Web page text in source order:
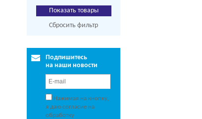
Сбросить фильтр
Подпишитесь
на наши новости
Нажимая на кнопку,
я даю согласие на
обработку